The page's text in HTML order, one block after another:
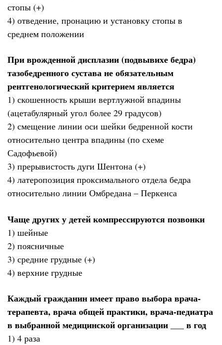
стопы (+)
4) отведение, пронацию и установку стопы в
среднем положении
При врожденной дисплазии (подвывихе бедра)
тазобедренного сустава не обязательным
рентгенологический критерием является
1) скошенность крыши вертлужной впадины
(ацетабулярный угол более 29 градусов)
2) смещение линии оси шейки бедренной кости
относительно центра впадины (по схеме
Садофьевой)
3) прерывистость дуги Шентона (+)
4) латеропозиция проксимального отдела бедра
относительно линии Омбредана – Перкенса
Чаще других у детей компрессируются позвонки
1) шейные
2) поясничные
3) средние грудные (+)
4) верхние грудные
Каждый гражданин имеет право выбора врача-
терапевта, врача общей практики, врача-педиатра
в выбранной медицинской организации ___ в год
1) 4 раза